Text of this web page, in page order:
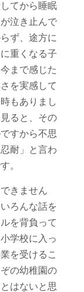
てから睡眠
泣き止んで
ず、途方に
重くなる子
まで感じた
を実感して
もありまし
ると、その
すから不思
耐」と言わ
。
きません
ろんな話を
を背負って
学校に入っ
を受けるこ
の幼稚園の
はないと思